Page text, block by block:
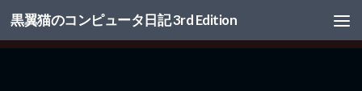
コンテンツへスキップ
黒翼猫のコンピュータ日記 3rd Edition